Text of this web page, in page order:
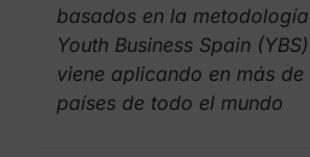
basados en la
Youth Business Spain
viene aplicando en más de
países de todo el mundo